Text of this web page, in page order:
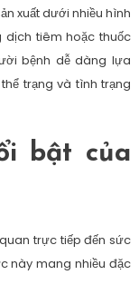
xuất dưới nhiều hình
dịch tiêm hoặc thuốc
bệnh dễ dàng lựa
trạng và tình trạng
bật của
trực tiếp đến sức
này mang nhiều đặc